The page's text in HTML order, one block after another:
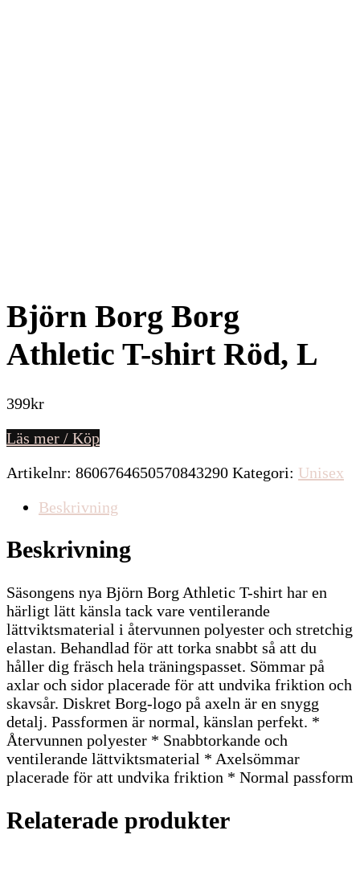
Björn Borg Borg
Athletic T-shirt Röd, L
399kr
Läs mer / Köp
Artikelnr: 8606764650570843290 Kategori: Unisex
Beskrivning
Beskrivning
Säsongens nya Björn Borg Athletic T-shirt har en
härligt lätt känsla tack vare ventilerande
lättviktsmaterial i återvunnen polyester och stretchig
elastan. Behandlad för att torka snabbt så att du
håller dig fräsch hela träningspasset. Sömmar på
axlar och sidor placerade för att undvika friktion och
skavsår. Diskret Borg-logo på axeln är en snygg
detalj. Passformen är normal, känslan perfekt. *
Återvunnen polyester * Snabbtorkande och
ventilerande lättviktsmaterial * Axelsömmar
placerade för att undvika friktion * Normal passform
Relaterade produkter